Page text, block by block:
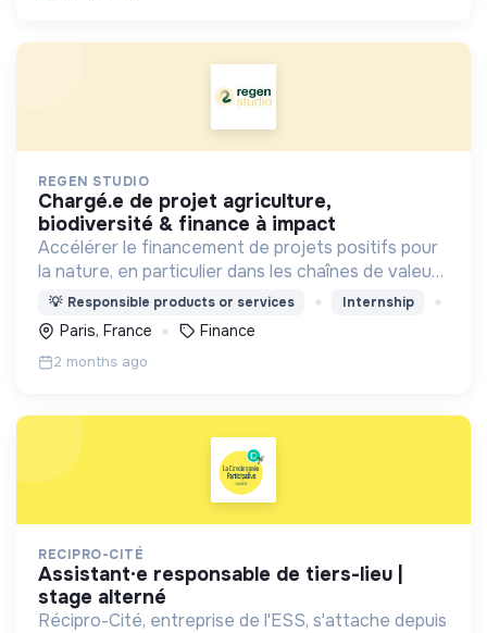
REGEN STUDIO
chargé.e de projet agriculture,
biodiversité & finance à impact
Accélérer le financement de projets positifs pour
la nature, en particulier dans les chaînes de valeur
agricole
💡 Responsible products or services Internship
Paris, France Finance
2 months ago
RECIPRO-CITÉ
assistant·e responsable de tiers-lieu |
stage alterné
Récipro-Cité, entreprise de l'ESS, s'attache depuis